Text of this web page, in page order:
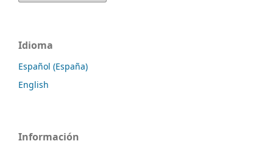
Idioma
Español (España)
English
Información